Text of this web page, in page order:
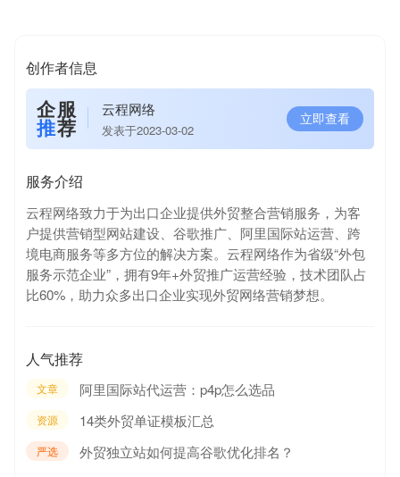
创作者信息
企服
推荐
云程网络
发表于2023-03-02
立即查看
服务介绍
云程网络致力于为出口企业提供外贸整合营销服务，为客
户提供营销型网站建设、谷歌推广、阿里国际站运营、跨
境电商服务等多方位的解决方案。云程网络作为省级“外包
服务示范企业”，拥有9年+外贸推广运营经验，技术团队占
比60%，助力众多出口企业实现外贸网络营销梦想。
人气推荐
文章 阿里国际站代运营：p4p怎么选品
资源 14类外贸单证模板汇总
严选 外贸独立站如何提高谷歌优化排名？